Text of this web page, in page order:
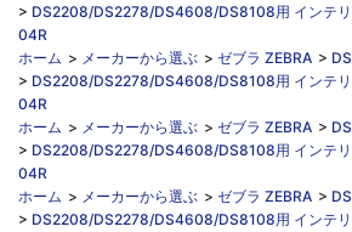
> DS2208/DS2278/DS4608/DS8108用 インテ
04R
ホーム > メーカーから選ぶ > ゼブラ ZEBRA >
> DS2208/DS2278/DS4608/DS8108用 インテ
04R
ホーム > メーカーから選ぶ > ゼブラ ZEBRA >
> DS2208/DS2278/DS4608/DS8108用 インテ
04R
ホーム > メーカーから選ぶ > ゼブラ ZEBRA >
> DS2208/DS2278/DS4608/DS8108用 インテ